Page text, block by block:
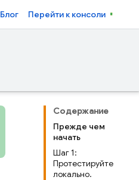
Блог Перейти к консоли
Содержание
Прежде чем
начать
Шаг 1:
Протестируйте
локально.